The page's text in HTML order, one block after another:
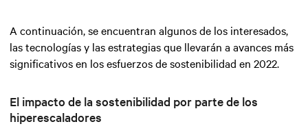
A continuación, se encuentran algunos de los interesados,
las tecnologías y las estrategias que llevarán a avances más
significativos en los esfuerzos de sostenibilidad en 2022.
El impacto de la sostenibilidad por parte de los
hiperescaladores